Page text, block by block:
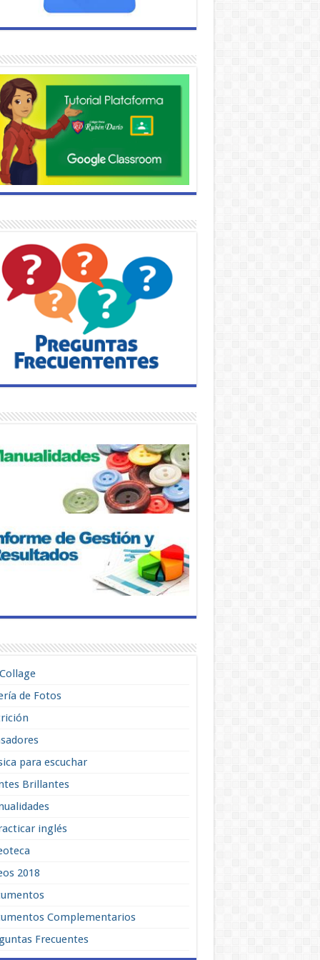
de Fotos
para escuchar
Brillantes
inglés
2018
Complementarios
Frecuentes